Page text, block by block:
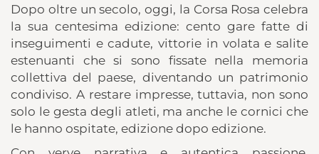
Dopo oltre un secolo, oggi, la Corsa Rosa celebra
la sua centesima edizione: cento gare fatte di
inseguimenti e cadute, vittorie in volata e salite
estenuanti che si sono fissate nella memoria
collettiva del paese, diventando un patrimonio
condiviso. A restare impresse, tuttavia, non sono
solo le gesta degli atleti, ma anche le cornici che
le hanno ospitate, edizione dopo edizione.